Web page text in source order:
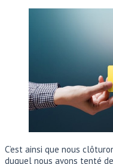
C’est ainsi que nous
duquel nous avons tenté